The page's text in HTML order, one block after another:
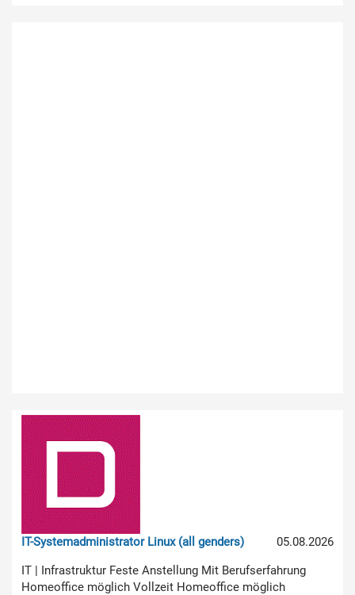
05.08.2026
IT-Systemadministrator Linux (all genders)
IT | Infrastruktur Feste Anstellung Mit Berufserfahrung
Homeoffice möglich Vollzeit Homeoffice möglich